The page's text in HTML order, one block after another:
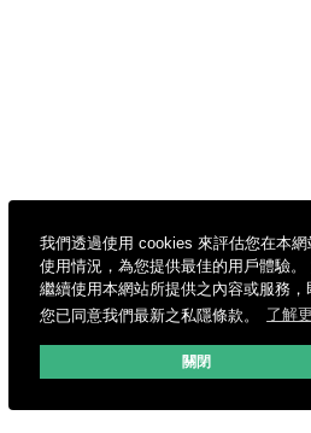
我們透過使用 cookies 來評估您在本網
使用情況，為您提供最佳的用戶體驗。
繼續使用本網站所提供之內容或服務，
您已同意我們最新之私隱條款。
了解
關閉